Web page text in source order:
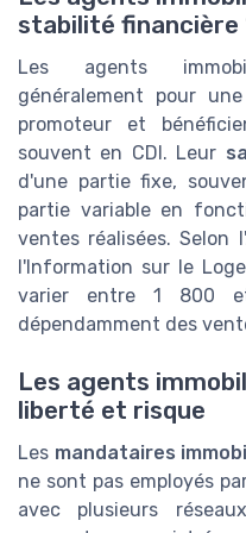
stabilité financière
Les agents
généralement pour une
promoteur et
souvent en CDI. Leur
d'une partie fixe,
partie variable en
ventes réalisées. Selon
l'Information sur le
varier entre 1 800
dépendamment des
Les agents
liberté et risque
Les mandataires
ne sont pas employés
avec plusieurs